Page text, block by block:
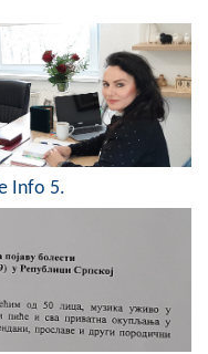
jezero
Info 5.